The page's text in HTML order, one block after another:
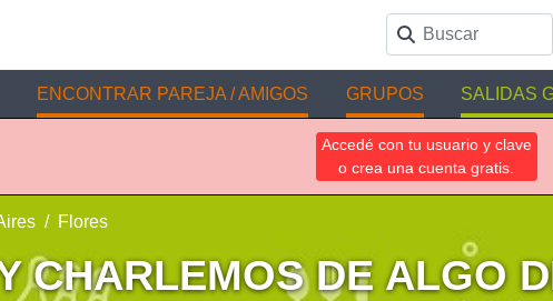
ENCONTRAR PAREJA / AMIGOS GRUPOS SALIDAS
Accedé con tu usuario y clave
o crea una cuenta gratis.
Flores
CHARLEMOS DE ALGO